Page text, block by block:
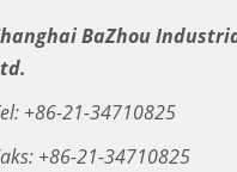
BaZhou
+86-21-34710825
+86-21-34710825